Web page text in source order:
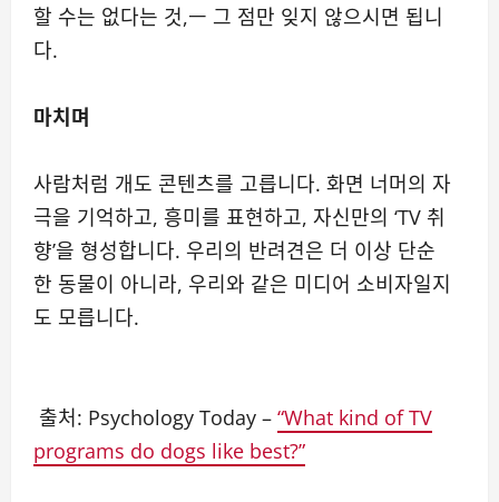
할 수는 없다는 것,ㅡ 그 점만 잊지 않으시면 됩니
다.
마치며
사람처럼 개도 콘텐츠를 고릅니다. 화면 너머의 자
극을 기억하고, 흥미를 표현하고, 자신만의 ‘TV 취
향’을 형성합니다. 우리의 반려견은 더 이상 단순
한 동물이 아니라, 우리와 같은 미디어 소비자일지
도 모릅니다.
출처: Psychology Today – “What kind of TV
programs do dogs like best?”